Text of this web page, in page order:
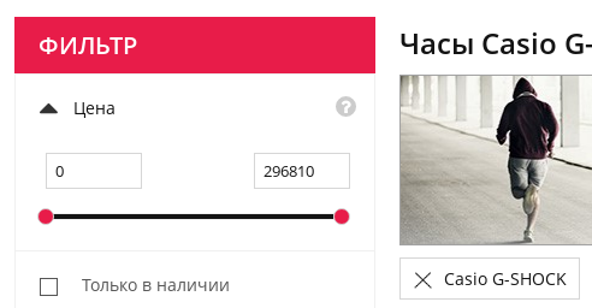
ФИЛЬТР
Цена
Только в наличии
Часы Casio
Casio G-SHOCK